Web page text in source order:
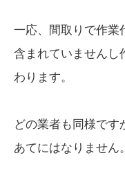
一応、間取りで作業
含まれていませんし
わります。
どの業者も同様です
あてにはなりません。